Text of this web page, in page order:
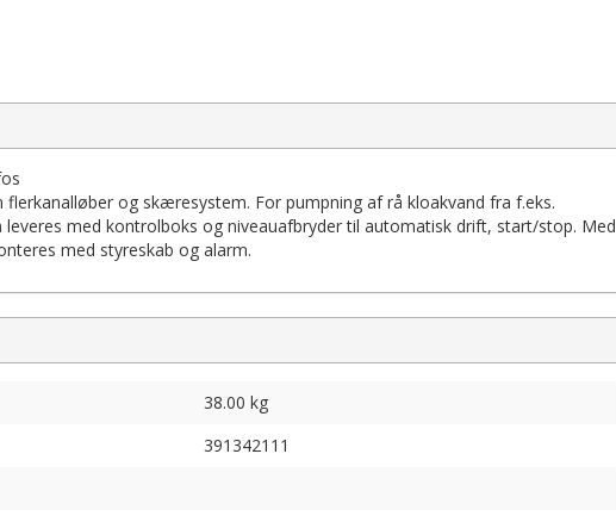
og skæresystem. For pumpning af rå kloakvand fra f.eks.
med kontrolboks og niveauafbryder til automatisk drift, start/stop. Med
med styreskab og alarm.
38.00 kg
391342111